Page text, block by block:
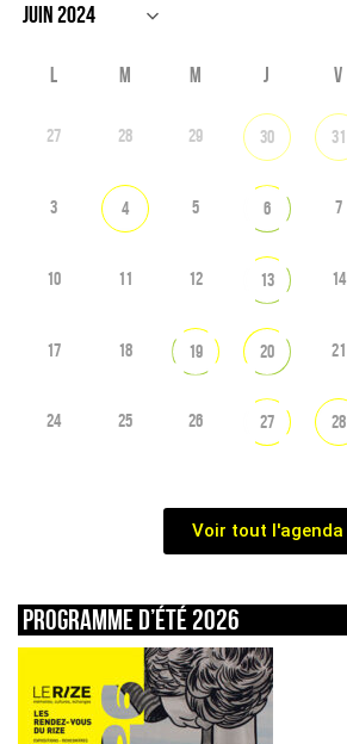
L M M J V
27 28 29 30 31
3 4 5 6 7
10 11 12 13 14
17 18 19 20 21
24 25 26 27 28
Voir tout l'agenda
Programme d’été 2026